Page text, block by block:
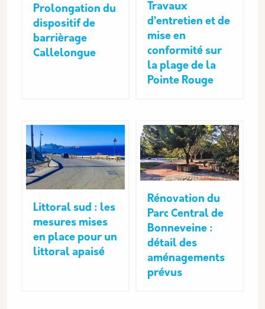
Prolongation du
dispositif de
barrièrage
Callelongue
Travaux
d’entretien et de
mise en
conformité sur
la plage de la
Pointe Rouge
Littoral sud : les
mesures mises
en place pour un
littoral apaisé
Rénovation du
Parc Central de
Bonneveine :
détail des
aménagements
prévus